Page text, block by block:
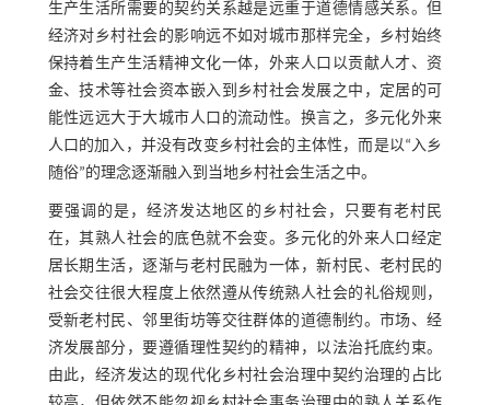
生产生活所需要的契约关系越是远重于道德情感关系。但
经济对乡村社会的影响远不如对城市那样完全，乡村始终
保持着生产生活精神文化一体，外来人口以贡献人才、资
金、技术等社会资本嵌入到乡村社会发展之中，定居的可
能性远远大于大城市人口的流动性。换言之，多元化外来
人口的加入，并没有改变乡村社会的主体性，而是以“入乡
随俗”的理念逐渐融入到当地乡村社会生活之中。
要强调的是，经济发达地区的乡村社会，只要有老村民
在，其熟人社会的底色就不会变。多元化的外来人口经定
居长期生活，逐渐与老村民融为一体，新村民、老村民的
社会交往很大程度上依然遵从传统熟人社会的礼俗规则，
受新老村民、邻里街坊等交往群体的道德制约。市场、经
济发展部分，要遵循理性契约的精神，以法治托底约束。
由此，经济发达的现代化乡村社会治理中契约治理的占比